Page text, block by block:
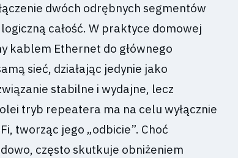
dwóch odrębnych segmentów
całość. W praktyce domowej
kablem Ethernet do głównego
sieć, działając jedynie jako
stabilne i wydajne, lecz
tryb repeatera ma na celu wyłącznie
tworząc jego „odbicie”. Choć
często skutkuje obniżeniem